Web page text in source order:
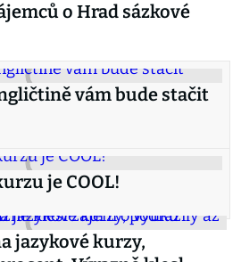
o Hrad sázkové
vám bude stačit
je COOL!
jazykové kurzy,